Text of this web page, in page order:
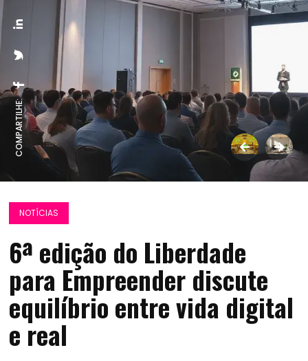
COMPARTILHE:
NOTÍCIAS
6ª edição do Liberdade
para Empreender discute
equilíbrio entre vida digital
e real